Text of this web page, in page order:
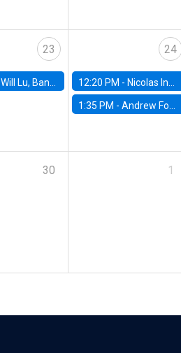
23
Will Lu, Banco Central de Chile
24
12:20 PM - Nicolas Inostroza, Rotman School of Management, University of Toronto
1:35 PM -Andrew Foster, Brown University
30 1